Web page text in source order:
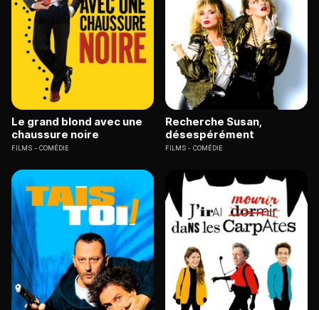
Le grand blond avec une
chaussure noire
FILMS COMÉDIE
Recherche Susan,
désespérément
FILMS COMÉDIE